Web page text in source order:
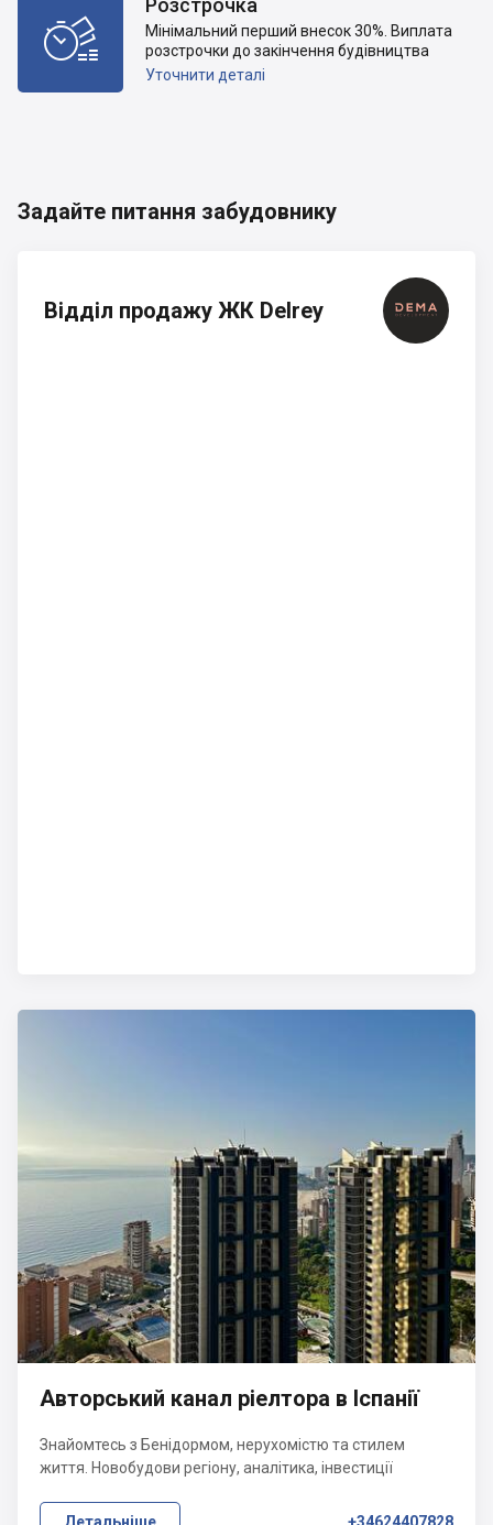

Розстрочка
Мінімальний перший внесок 30%. Виплата
розстрочки до закінчення будівництва
Уточнити деталі
Задайте питання забудовнику
Відділ продажу ЖК Delrey
Авторський канал ріелтора в Іспанії
Знайомтесь з Бенідормом, нерухомістю та стилем
життя. Новобудови регіону, аналітика, інвестиції
Детальніше +34624407828